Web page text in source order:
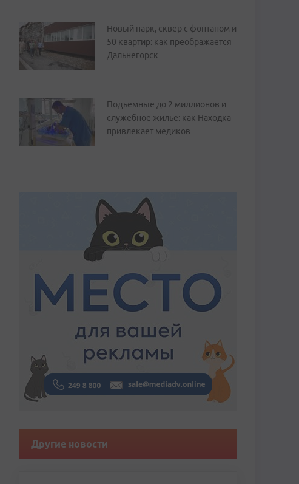
Новый парк, сквер с фонтаном и
50 квартир: как преображается
Дальнегорск
Подъемные до 2 миллионов и
служебное жилье: как Находка
привлекает медиков
Другие новости